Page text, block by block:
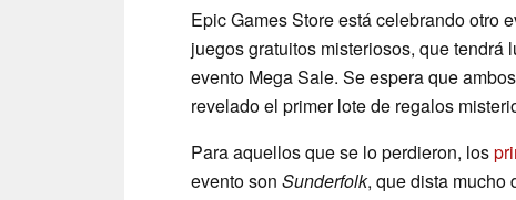
Epic Games Store está celebrando otro
juegos gratuitos misteriosos, que tendrá
evento Mega Sale. Se espera que
revelado el primer lote de regalos
Para aquellos que se lo perdieron, los
evento son Sunderfolk, que dista mucho